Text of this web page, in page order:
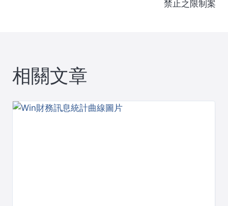
禁止之限制案
相關文章